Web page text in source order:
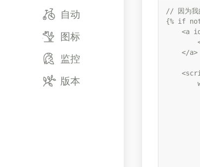
自动
图标
监控
版本
// 因为我
{% if not
<a
    </a>